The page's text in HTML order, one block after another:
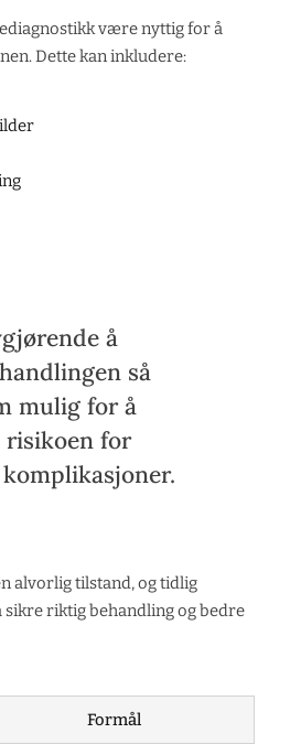
være nyttig for å
Dette kan inkludere:
å
så
mulig for å
risikoen for
alvorlig tilstand, og tidlig
sikre riktig behandling og bedre
Formål